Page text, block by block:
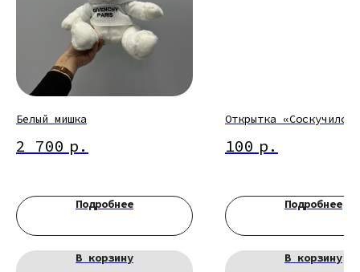
Белый мишка
2 700 р.
Подробнее
В корзину
Открытка «Соскучился»
100 р.
Подробнее
В корзину